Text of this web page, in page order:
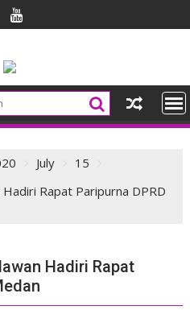
July
15
Rapat Paripurna DPRD
Hadiri Rapat